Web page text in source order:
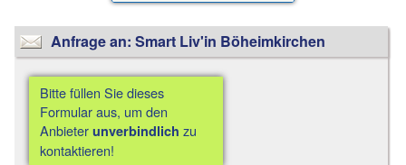
Anfrage an: Smart Liv'in Böheimkirchen
Bitte füllen Sie dieses
Formular aus, um den
Anbieterunverbindlich zu
kontaktieren!